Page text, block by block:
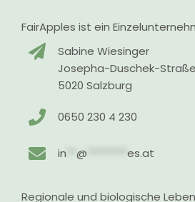
FairApples ist ein
Sabine Wiesinger
Josepha-Duschek-Straße
5020 Salzburg
0650 230 4 230
in **@ ********es.at
Regionale und biologische